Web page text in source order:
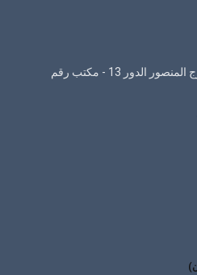
مركز زين للأعمال - برج المنصور الدور 13 - مكتب رقم